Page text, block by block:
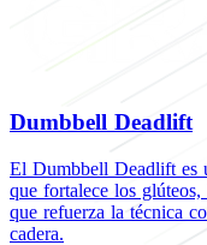
Dumbbell Deadlift
El Dumbbell Deadlift es
que fortalece los
que refuerza la técnica
cadera.